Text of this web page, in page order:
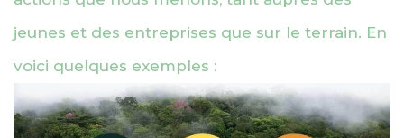
jeunes et des entreprises que sur le terrain. En
voici quelques exemples :